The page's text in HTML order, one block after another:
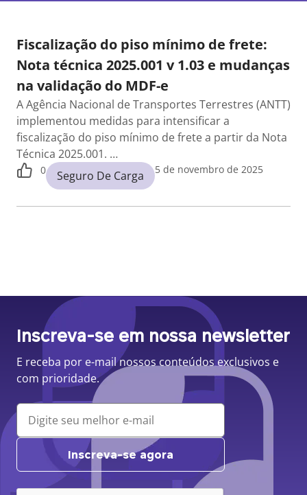
Fiscalização do piso mínimo de frete:
Nota técnica 2025.001 v 1.03 e mudanças
na validação do MDF-e
A Agência Nacional de Transportes Terrestres (ANTT)
implementou medidas para intensificar a
fiscalização do piso mínimo de frete a partir da Nota
Técnica 2025.001. …
0 Seguro De Carga 5 de novembro de 2025
Inscreva-se em nossa newsletter
E receba por e-mail nossos conteúdos exclusivos e
com prioridade.
Inscreva-se agora